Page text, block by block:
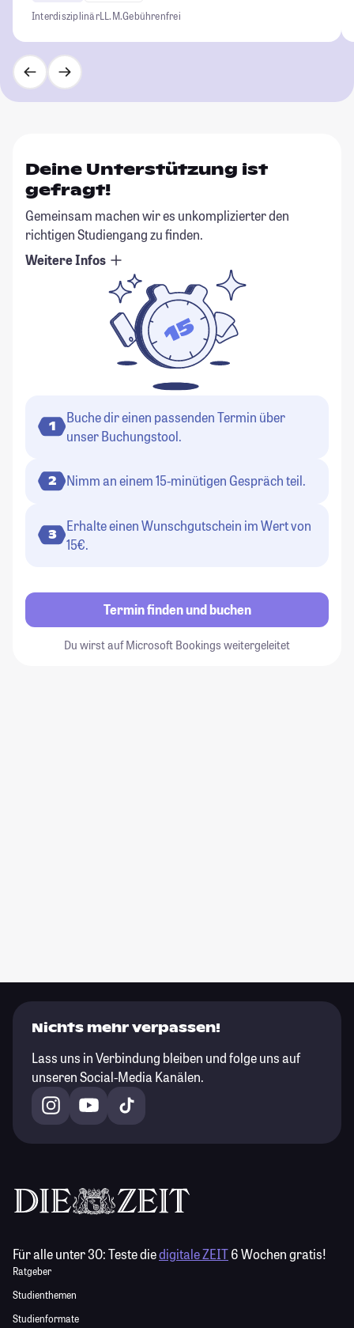
InterdisziplinärLL.M.Gebührenfrei
Deine Unterstützung ist
gefragt!
Gemeinsam machen wir es unkomplizierter den
richtigen Studiengang zu finden.
Weitere Infos
1
Buche dir einen passenden Termin über
unser Buchungstool.
2 Nimm an einem 15-minütigen Gespräch teil.
3
Erhalte einen Wunschgutschein im Wert von
15€.
Termin finden und buchen
Du wirst auf Microsoft Bookings weitergeleitet
Nichts mehr verpassen!
Lass uns in Verbindung bleiben und folge uns auf
unseren Social-Media Kanälen.
Für alle unter 30:Teste diedigitale ZEIT6 Wochen gratis!
Ratgeber
Studienthemen
Studienformate